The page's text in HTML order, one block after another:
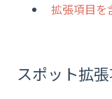
拡張項目を
スポット拡